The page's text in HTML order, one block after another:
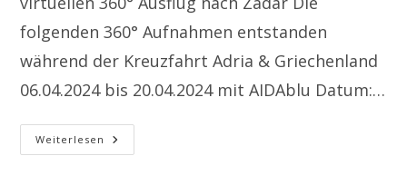
folgenden 360° Aufnahmen entstanden
während der Kreuzfahrt Adria & Griechenland
06.04.2024 bis 20.04.2024 mit AIDAblu Datum:…
Weiterlesen ZADAR
In